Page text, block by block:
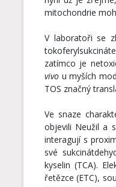
mitochondrie
V laboratoři se
zatímco je
vivo u myších
TOS značný
Ve snaze
objevili Neužil a
interagují s
své
kyselin (TCA).
řetězce (ETC),